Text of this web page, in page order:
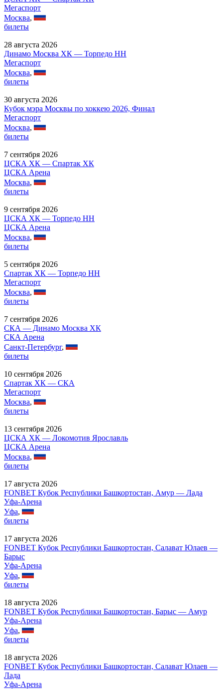
Мегаспорт
Москва,
билеты
28 августа 2026
Динамо Москва ХК — Торпедо НН
Мегаспорт
Москва,
билеты
30 августа 2026
Кубок мэра Москвы по хоккею 2026, Финал
Мегаспорт
Москва,
билеты
7 сентября 2026
ЦСКА ХК — Спартак ХК
ЦСКА Арена
Москва,
билеты
9 сентября 2026
ЦСКА ХК — Торпедо НН
ЦСКА Арена
Москва,
билеты
5 сентября 2026
Спартак ХК — Торпедо НН
Мегаспорт
Москва,
билеты
7 сентября 2026
СКА — Динамо Москва ХК
СКА Арена
Санкт-Петербург,
билеты
10 сентября 2026
Спартак ХК — СКА
Мегаспорт
Москва,
билеты
13 сентября 2026
ЦСКА ХК — Локомотив Ярославль
ЦСКА Арена
Москва,
билеты
17 августа 2026
FONBET Кубок Республики Башкортостан, Амур — Лада
Уфа-Арена
Уфа,
билеты
17 августа 2026
FONBET Кубок Республики Башкортостан, Салават Юлаев —
Барыс
Уфа-Арена
Уфа,
билеты
18 августа 2026
FONBET Кубок Республики Башкортостан, Барыс — Амур
Уфа-Арена
Уфа,
билеты
18 августа 2026
FONBET Кубок Республики Башкортостан, Салават Юлаев —
Лада
Уфа-Арена